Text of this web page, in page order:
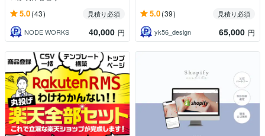
5.0(43)
見積り必須
NODE WORKS
40,000 円
5.0(39)
見積り必須
yk56_design
65,000 円